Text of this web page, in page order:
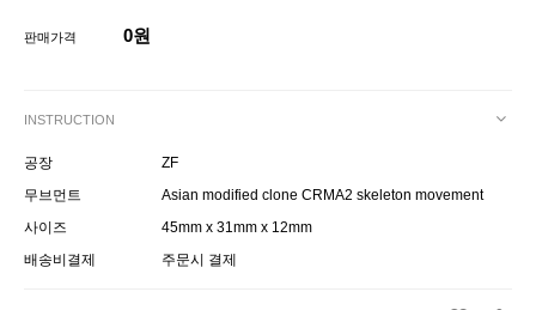
판매가격 0원
INSTRUCTION
공장
ZF
무브먼트
Asian modified clone CRMA2 skeleton movement
사이즈
45mm x 31mm x 12mm
배송비결제
주문시 결제